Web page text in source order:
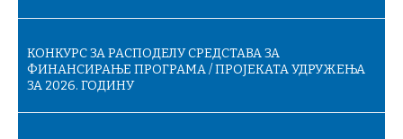
КОНКУРС ЗА РАСПОДЕЛУ СРЕДСТАВА ЗА
ФИНАНСИРАЊЕ ПРОГРАМА / ПРОЈЕКАТА УДРУЖЕЊА
ЗА 2026. ГОДИНУ